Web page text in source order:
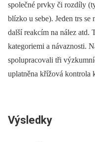
společné prvky či rozdíly
blízko u sebe). Jeden trs
další reakcím na nález atd.
kategoriemi a návaznosti.
spolupracovali tři
uplatněna křížová kontrola
Výsledky